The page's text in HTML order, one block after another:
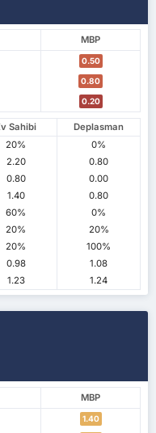
MBP
0.50
0.80
0.20
Sahibi
Deplasman
20%
0%
2.20
0.80
0.80
0.00
1.40
0.80
60%
0%
20%
20%
20%
100%
0.98
1.08
1.23 1.24
MBP
1.40